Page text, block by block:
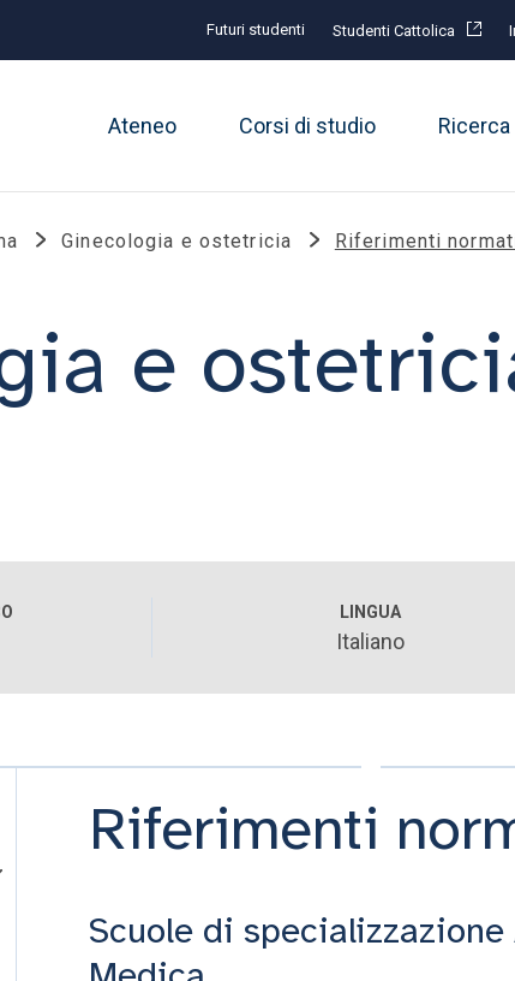
Futuri studenti Studenti Cattolica
Ateneo Corsi di studio Ricerca
Ginecologia e ostetricia Riferimenti
e
LINGUA
Italiano
Riferimenti
Scuole di